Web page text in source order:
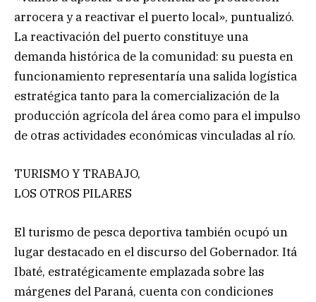
arrocera y a reactivar el puerto local», puntualizó.
La reactivación del puerto constituye una
demanda histórica de la comunidad: su puesta en
funcionamiento representaría una salida logística
estratégica tanto para la comercialización de la
producción agrícola del área como para el impulso
de otras actividades económicas vinculadas al río.
TURISMO Y TRABAJO,
LOS OTROS PILARES
El turismo de pesca deportiva también ocupó un
lugar destacado en el discurso del Gobernador. Itá
Ibaté, estratégicamente emplazada sobre las
márgenes del Paraná, cuenta con condiciones